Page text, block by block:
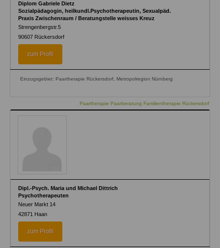
Diplom Gabriele Dietz
Sozialpädagogin, heilkundl.Psychotherapeutin, Sexualpäd.
Praxis Zwischenraum / Beratungstelle weisses Kreuz
Strengenbergstr.5
90607 Rückersdorf
zum Profil
Einzugsgebiet: Paartherapie Rückersdorf, Metropolregion Nürnberg
Paartherapie Paarberatung Familientherapie Rückersdorf
Dipl.-Psych. Maria und Michael Dittrich
Psychotherapeuten
Neuer Markt 14
42871 Haan
zum Profil